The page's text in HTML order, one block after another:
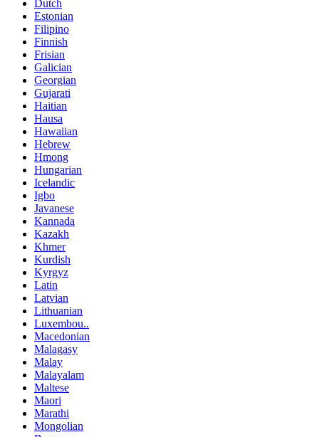
Dutch
Estonian
Filipino
Finnish
Frisian
Galician
Georgian
Gujarati
Haitian
Hausa
Hawaiian
Hebrew
Hmong
Hungarian
Icelandic
Igbo
Javanese
Kannada
Kazakh
Khmer
Kurdish
Kyrgyz
Latin
Latvian
Lithuanian
Luxembou..
Macedonian
Malagasy
Malay
Malayalam
Maltese
Maori
Marathi
Mongolian